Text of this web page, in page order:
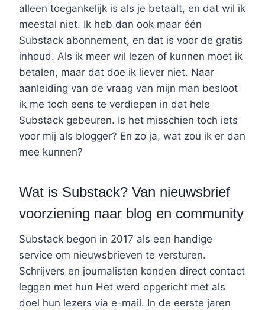
alleen toegankelijk is als je betaalt, en dat wil ik
meestal niet. Ik heb dan ook maar één
Substack abonnement, en dat is voor de gratis
inhoud. Als ik meer wil lezen of kunnen moet ik
betalen, maar dat doe ik liever niet. Naar
aanleiding van de vraag van mijn man besloot
ik me toch eens te verdiepen in dat hele
Substack gebeuren. Is het misschien toch iets
voor mij als blogger? En zo ja, wat zou ik er dan
mee kunnen?
Wat is Substack? Van nieuwsbrief
voorziening naar blog en community
Substack begon in 2017 als een handige
service om nieuwsbrieven te versturen.
Schrijvers en journalisten konden direct contact
leggen met hun Het werd opgericht met als
doel hun lezers via e-mail. In de eerste jaren